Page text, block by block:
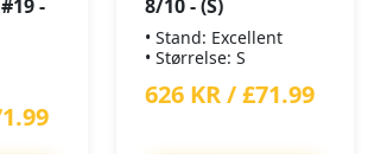
-
8/10 - (S)
• Stand: Excellent
• Størrelse: S
626 KR / £71.99